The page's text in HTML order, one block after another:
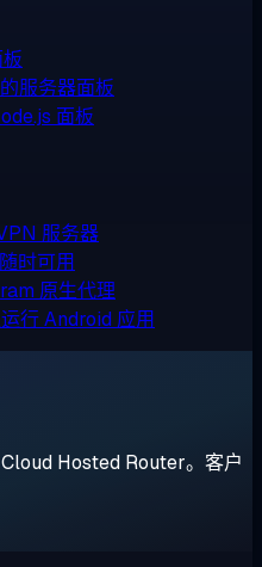
服务器面板
面板
服务器
时可用
原生代理
行 Android 应用
Hosted Router。客户